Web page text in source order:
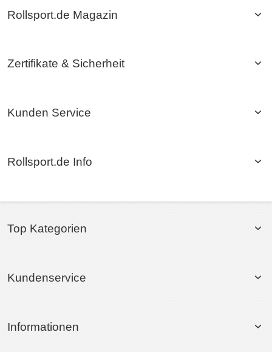
Rollsport.de Magazin
Zertifikate & Sicherheit
Kunden Service
Rollsport.de Info
Top Kategorien
Kundenservice
Informationen